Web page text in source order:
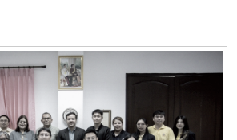
เยาเข้าดูงาน กองคลัง กองบริหารงาน
ศษ ฝ่ายกฎหมาย สำนักงานมหาวิทยาลัยใน
ารย์ ดร.ชัยยศ สัมฤทธิ์สกุล รองอธิการบดี
ยรตินำแลกเปลี่ยนเรียนรู้ประสบการณ์การ
Holding Company ของมหาวิทยาลัยแม่
รัพย์สิน และข้อกฎหมายที่เกี่ยวข้อง กับคณะ